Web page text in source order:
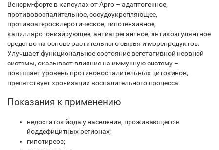
Венорм-форте в капсулах от Арго – адаптогенное,
противовоспалительное, сосудоукрепляющее,
противоатеросклеротическое, гипотензивное,
капилляротонизирующее, антиагрегантное, антикоагулянтное
средство на основе растительного сырья и морепродуктов.
Улучшает функциональное состояние вегетативной нервной
системы, оказывает влияние на иммунную систему –
повышает уровень противовоспалительных цитокинов,
препятствует хронизации воспалительного процесса.
Показания к применению
недостаток йода у населения, проживающего в
йоддефицитных регионах;
гипотиреоз;